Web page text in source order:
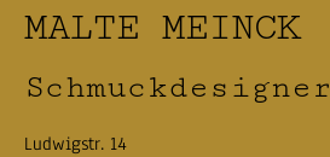
MALTE MEINCK
Schmuckdesigner
Ludwigstr. 14